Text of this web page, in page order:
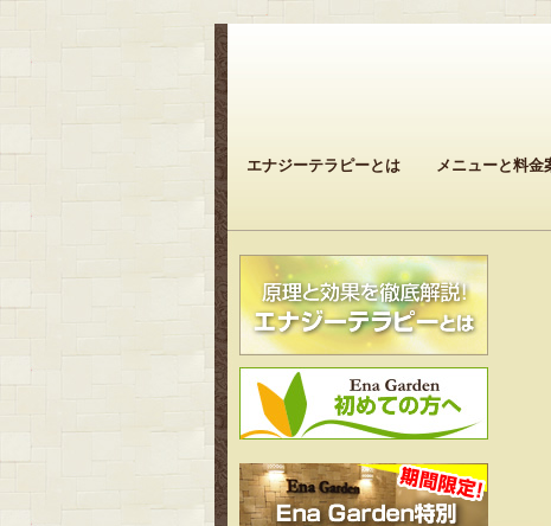
エナジーテラピーとは メニューと料金